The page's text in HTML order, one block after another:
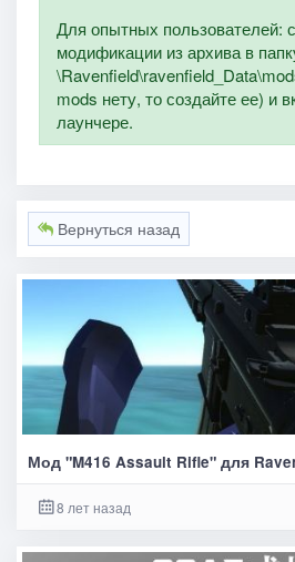
Для опытных пользователей:
модификации из архива в
mods нету, то создайте ее) и
лаунчере.
Вернуться назад
Мод "M416 Assault Rifle" для
8 лет назад